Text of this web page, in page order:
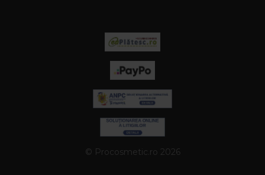
© Procosmetic.ro 2026